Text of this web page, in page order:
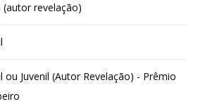
revelação)
Juvenil (Autor Revelação) - Prêmio